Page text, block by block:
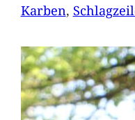
Karben,